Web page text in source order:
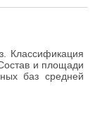
Классификация
и площади
баз средней